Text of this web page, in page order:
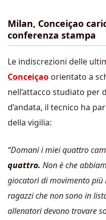
Milan, Conceiçao
conferenza stampa
Le indiscrezioni delle
Conceiçao orientato a
nell’attacco studiato per
d’andata, il tecnico ha
della vigilia:
“Domani i miei quattro
quattro. Non è che
giocatori di movimento più
ragazzi che non sono in
allenatori devono trovare